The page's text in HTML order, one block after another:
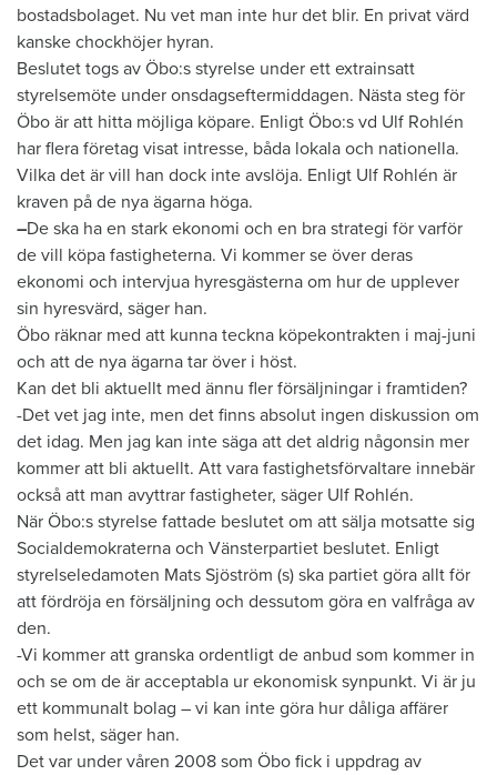
bostadsbolaget. Nu vet man inte hur det blir. En privat värd
kanske chockhöjer hyran.
Beslutet togs av Öbo:s styrelse under ett extrainsatt
styrelsemöte under onsdagseftermiddagen. Nästa steg för
Öbo är att hitta möjliga köpare. Enligt Öbo:s vd Ulf Rohlén
har flera företag visat intresse, båda lokala och nationella.
Vilka det är vill han dock inte avslöja. Enligt Ulf Rohlén är
kraven på de nya ägarna höga.
–De ska ha en stark ekonomi och en bra strategi för varför
de vill köpa fastigheterna. Vi kommer se över deras
ekonomi och intervjua hyresgästerna om hur de upplever
sin hyresvärd, säger han.
Öbo räknar med att kunna teckna köpekontrakten i maj-juni
och att de nya ägarna tar över i höst.
Kan det bli aktuellt med ännu fler försäljningar i framtiden?
-Det vet jag inte, men det finns absolut ingen diskussion om
det idag. Men jag kan inte säga att det aldrig någonsin mer
kommer att bli aktuellt. Att vara fastighetsförvaltare innebär
också att man avyttrar fastigheter, säger Ulf Rohlén.
När Öbo:s styrelse fattade beslutet om att sälja motsatte sig
Socialdemokraterna och Vänsterpartiet beslutet. Enligt
styrelseledamoten Mats Sjöström (s) ska partiet göra allt för
att fördröja en försäljning och dessutom göra en valfråga av
den.
-Vi kommer att granska ordentligt de anbud som kommer in
och se om de är acceptabla ur ekonomisk synpunkt. Vi är ju
ett kommunalt bolag – vi kan inte göra hur dåliga affärer
som helst, säger han.
Det var under våren 2008 som Öbo fick i uppdrag av